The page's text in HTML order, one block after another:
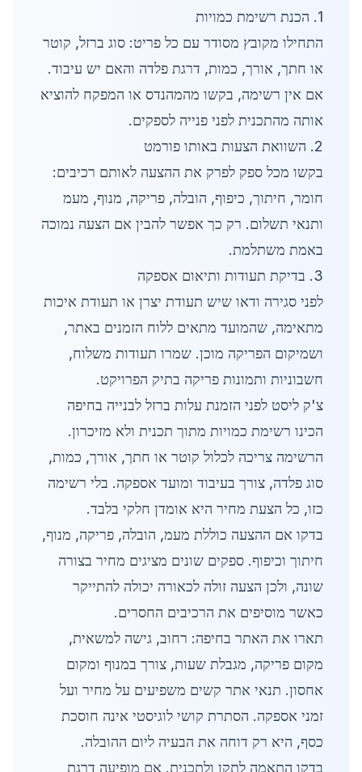
1. הכנת רשימת כמויות
התחילו מקובץ מסודר עם כל פריט: סוג ברזל, קוטר
או חתך, אורך, כמות, דרגת פלדה והאם יש עיבוד.
אם אין רשימה, בקשו מהמהנדס או המפקח להוציא
אותה מהתכנית לפני פנייה לספקים.
2. השוואת הצעות באותו פורמט
בקשו מכל ספק לפרק את ההצעה לאותם רכיבים:
חומר, חיתוך, כיפוף, הובלה, פריקה, מנוף, מעמ
ותנאי תשלום. רק כך אפשר להבין אם הצעה נמוכה
באמת משתלמת.
3. בדיקת תעודות ותיאום אספקה
לפני סגירה ודאו שיש תעודת יצרן או תעודת איכות
מתאימה, שהמועד מתאים ללוח הזמנים באתר,
ושמיקום הפריקה מוכן. שמרו תעודות משלוח,
חשבוניות ותמונות פריקה בתיק הפרויקט.
צ'ק ליסט לפני הזמנת עלות ברזל לבנייה בחיפה
הכינו רשימת כמויות מתוך תכנית ולא מזיכרון.
הרשימה צריכה לכלול קוטר או חתך, אורך, כמות,
סוג פלדה, צורך בעיבוד ומועד אספקה. בלי רשימה
כזו, כל הצעת מחיר היא אומדן חלקי בלבד.
בדקו אם ההצעה כוללת מעמ, הובלה, פריקה, מנוף,
חיתוך וכיפוף. ספקים שונים מציגים מחיר בצורה
שונה, ולכן הצעה זולה לכאורה יכולה להתייקר
כאשר מוסיפים את הרכיבים החסרים.
תארו את האתר בחיפה: רחוב, גישה למשאית,
מקום פריקה, מגבלת שעות, צורך במנוף ומקום
אחסון. תנאי אתר קשים משפיעים על מחיר ועל
זמני אספקה. הסתרת קושי לוגיסטי אינה חוסכת
כסף, היא רק דוחה את הבעיה ליום ההובלה.
בדקו התאמה לתקן ולתכנית. אם מופיעה דרגת